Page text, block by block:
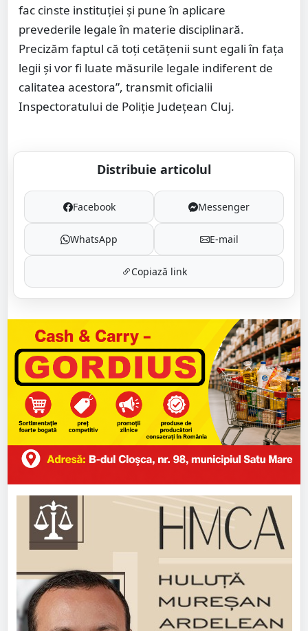
fac cinste instituţiei şi pune în aplicare
prevederile legale în materie disciplinară.
Precizăm faptul că toţi cetăţenii sunt egali în faţa
legii şi vor fi luate măsurile legale indiferent de
calitatea acestora”, transmit oficialii
Inspectoratului de Poliţie Judeţean Cluj.
Distribuie articolul
Facebook Messenger
WhatsApp E-mail
Copiază link